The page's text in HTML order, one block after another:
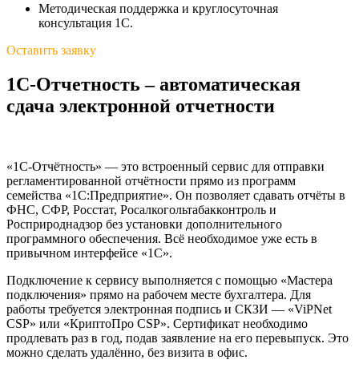
Методическая поддержка и круглосуточная
консультация 1С.
Оставить заявку
1С-Отчетность – автоматическая
сдача электронной отчетности
«1С-Отчётность» — это встроенный сервис для отправки
регламентированной отчётности прямо из программ
семейства «1С:Предприятие». Он позволяет сдавать отчёты в
ФНС, СФР, Росстат, Росалкогольтабакконтроль и
Росприроднадзор без установки дополнительного
программного обеспечения. Всё необходимое уже есть в
привычном интерфейсе «1С».
Подключение к сервису выполняется с помощью «Мастера
подключения» прямо на рабочем месте бухгалтера. Для
работы требуется электронная подпись и СКЗИ — «ViPNet
CSP» или «КриптоПро CSP». Сертификат необходимо
продлевать раз в год, подав заявление на его перевыпуск. Это
можно сделать удалённо, без визита в офис.